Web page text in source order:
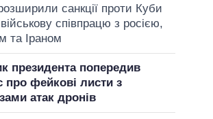
санкції проти Куби
співпрацю з росією,
та Іраном
президента попередив
про фейкові листи з
атак дронів